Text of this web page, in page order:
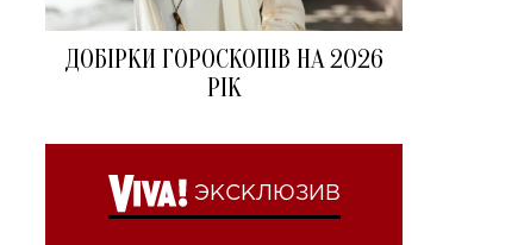
ДОБІРКИ ГОРОСКОПІВ НА 2026
РІК
ЭКСКЛЮЗИВ